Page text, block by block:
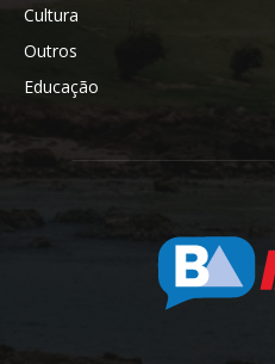
Cultura
Outros
Educação